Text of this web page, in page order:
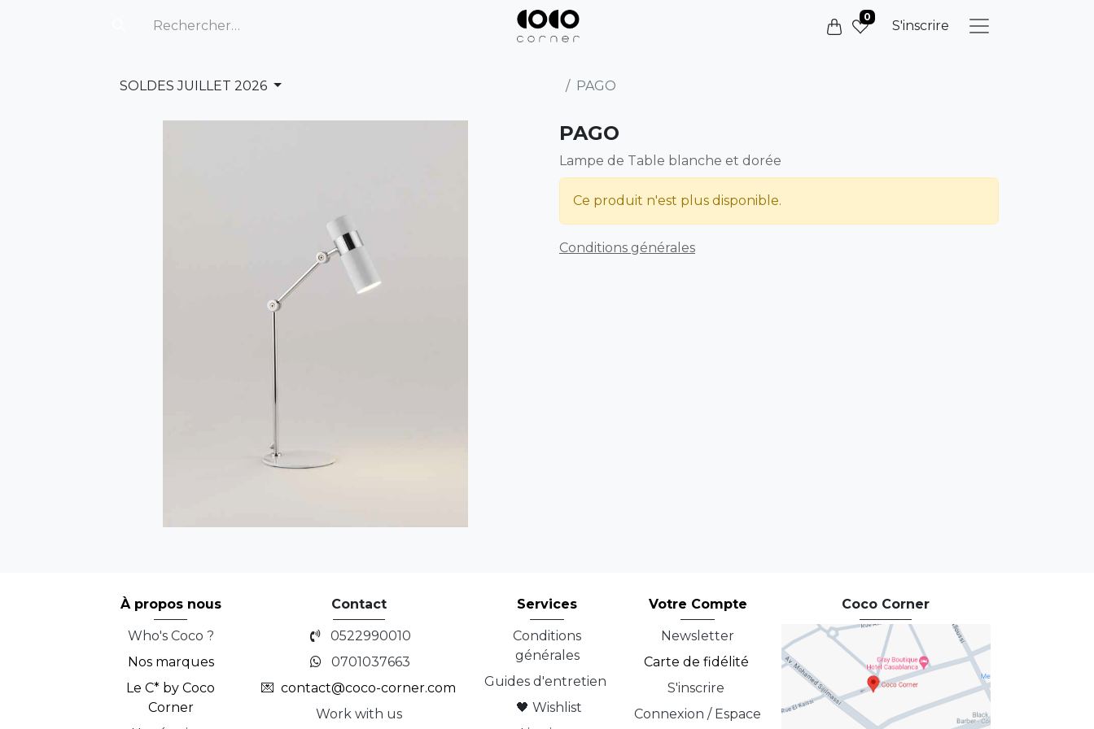
0
S'inscrire
SOLDES JUILLET 2026 PAGO
PAGO
Lampe de Table blanche et dorée
Ce produit n'est plus disponible.
Conditions générales
À propos nous
Who's Coco ?
Nos marques
Le C* by Coco
Corner
Contact
0522990010
0701037663
💌contact@coco-corner.com
Work with us
Votre Compte
Newsletter
Carte de fidélité
S'inscrire
Connexion / Espace
Services
Conditions
générales
Guides d'entretien
🖤 Wishlist
Coco Corner